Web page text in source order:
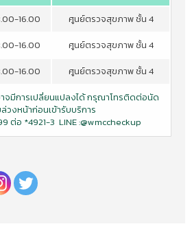
16.00
ศูนย์ตรวจสุขภาพ ชั้น 4
16.00
ศูนย์ตรวจสุขภาพ ชั้น 4
16.00
ศูนย์ตรวจสุขภาพ ชั้น 4
จมีการเปลี่ยนแปลงได้ กรุณาโทรติดต่อนัด
วงหน้าก่อนเข้ารับบริการ
ต่อ *4921-3 LINE :@wmccheckup